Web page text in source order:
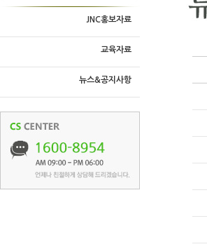
JNC홍보자료
교육자료
뉴스&공지사항